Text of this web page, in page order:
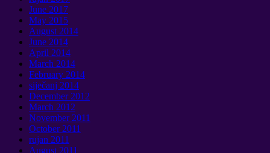
June 2017
May 2015
August 2014
June 2014
April 2014
March 2014
February 2014
siječanj 2014
December2012
March 2012
November2011
October2011
rujan 2011
August 2011